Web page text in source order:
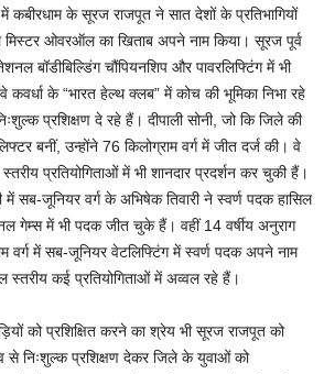
में कबीरधाम के सूरज राजपूत ने सात देशों के प्रतिभागियों
ओवरऑल का खिताब अपने नाम किया। सूरज पूर्व
बॉडीबिल्डिंग चौंपियनशिप और पावरलिफ्टिंग में भी
के “भारत हेल्थ क्लब” में कोच की भूमिका निभा रहे
प्रशिक्षण दे रहे हैं। दीपाली सोनी, जो कि जिले की
बनीं, उन्होंने 76 किलोग्राम वर्ग में जीत दर्ज की। वे
प्रतियोगिताओं में भी शानदार प्रदर्शन कर चुकी हैं।
में सब-जूनियर वर्ग के अभिषेक तिवारी ने स्वर्ण पदक हासिल
में भी पदक जीत चुके हैं। वहीं 14 वर्षीय अनुराग
वर्ग में सब-जूनियर वेटलिफ्टिंग में स्वर्ण पदक अपने नाम
स्तरीय कई प्रतियोगिताओं में अव्वल रहे हैं।
को प्रशिक्षित करने का श्रेय भी सूरज राजपूत को
से निःशुल्क प्रशिक्षण देकर जिले के युवाओं को